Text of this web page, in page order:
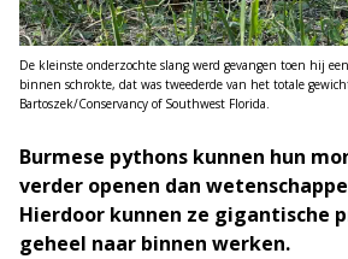
De kleinste onderzochte slang werd gevangen toen hij
binnen schrokte, dat was tweederde van het totale
Bartoszek/Conservancy of Southwest Florida.
Burmese pythons kunnen hun
verder openen dan
Hierdoor kunnen ze gigantische
geheel naar binnen werken.